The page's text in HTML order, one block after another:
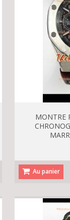
MONTRE
Au panier